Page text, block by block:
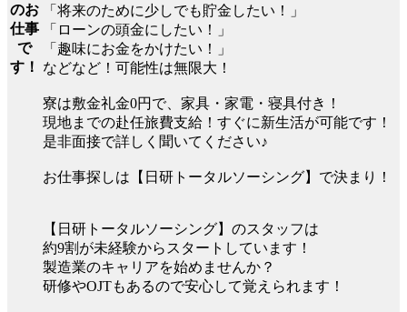
のお
仕事
で
す！
「将来のために少しでも貯金したい！」
「ローンの頭金にしたい！」
「趣味にお金をかけたい！」
などなど！可能性は無限大！
寮は敷金礼金0円で、家具・家電・寝具付き！
現地までの赴任旅費支給！すぐに新生活が可能です！
是非面接で詳しく聞いてください♪
お仕事探しは【日研トータルソーシング】で決まり！
【日研トータルソーシング】のスタッフは
約9割が未経験からスタートしています！
製造業のキャリアを始めませんか？
研修やOJTもあるので安心して覚えられます！